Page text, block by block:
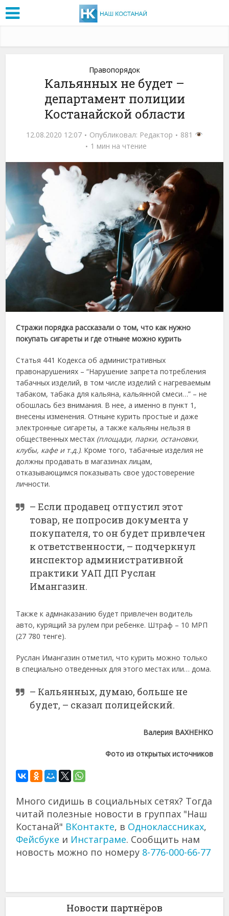
Правопорядок
Кальянных не будет –
департамент полиции
Костанайской области
12.08.2020 12:07 Опубликовал: Редактор
881
1 мин на чтение
Стражи порядка рассказали о том, что как нужно
покупать сигареты и где отныне можно курить
Статья 441 Кодекса об административных
правонарушениях – “Нарушение запрета потребления
табачных изделий, в том числе изделий с нагреваемым
табаком, табака для кальяна, кальянной смеси…” – не
обошлась без внимания. В нее, а именно в пункт 1,
внесены изменения. Отныне курить простые и даже
электронные сигареты, а также кальяны нельзя в
общественных местах (площади, парки, остановки,
клубы, кафе и т.д.). Кроме того, табачные изделия не
должны продавать в магазинах лицам,
отказывающимся показывать свое удостоверение
личности.
– Если продавец отпустил этот
товар, не попросив документа у
покупателя, то он будет привлечен
к ответственности, – подчеркнул
инспектор административной
практики УАП ДП Руслан
Имангазин.
Также к адмнаказанию будет привлечен водитель
авто, курящий за рулем при ребенке. Штраф – 10 МРП
(27 780 тенге).
Руслан Имангазин отметил, что курить можно только
в специально отведенных для этого местах или… дома.
– Кальянных, думаю, больше не
будет, – сказал полицейский.
Валерия ВАХНЕНКО
Фото из открытых источников
Много сидишь в социальных сетях? Тогда
читай полезные новости в группах "Наш
Костанай" ВКонтакте, в Одноклассниках,
Фейсбуке и Инстаграме. Сообщить нам
новость можно по номеру 8-776-000-66-77
Новости партнёров